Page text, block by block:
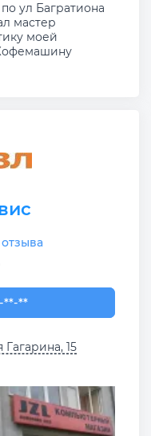
ул Багратиона
мастер
моей
33
**-**
15